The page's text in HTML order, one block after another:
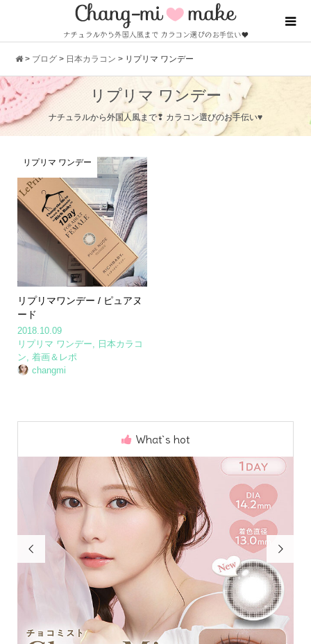
> ブログ > 日本カラコン > リプリマ ワンデー
リプリマ ワンデー
ナチュラルから外国人風まで❢ カラコン選びのお手伝い♥
リプリマ ワンデー
リプリマワンデー / ピュアヌ
ード
2018.10.09
リプリマ ワンデー
日本カラコ
ン 着画＆レポ
changmi
What`s hot
 